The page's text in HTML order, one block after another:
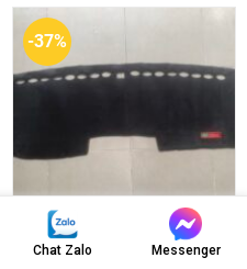
-37%
Thảm Taplo Ford Ranger
Chat Zalo Messenger